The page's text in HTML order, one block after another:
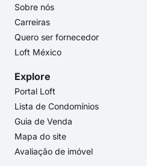
Sobre nós
Carreiras
Quero ser fornecedor
Loft México
Explore
Portal Loft
Lista de Condomínios
Guia de Venda
Mapa do site
Avaliação de imóvel